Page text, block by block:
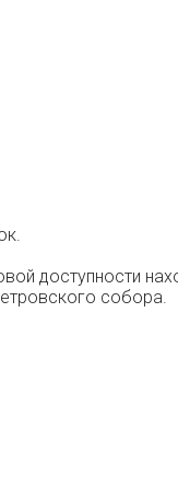
доступности
собора.